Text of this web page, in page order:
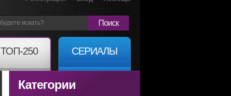
Поиск
ТОП-250 СЕРИАЛЫ
Категории